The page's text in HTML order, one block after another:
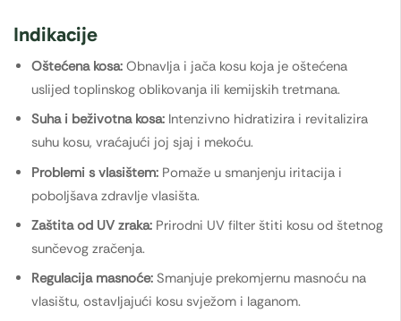
Indikacije
Oštećena kosa: Obnavlja i jača kosu koja je oštećena
uslijed toplinskog oblikovanja ili kemijskih tretmana.
Suha i beživotna kosa: Intenzivno hidratizira i revitalizira
suhu kosu, vraćajući joj sjaj i mekoću.
Problemi s vlasištem: Pomaže u smanjenju iritacija i
poboljšava zdravlje vlasišta.
Zaštita od UV zraka: Prirodni UV filter štiti kosu od štetnog
sunčevog zračenja.
Regulacija masnoće: Smanjuje prekomjernu masnoću na
vlasištu, ostavljajući kosu svježom i laganom.